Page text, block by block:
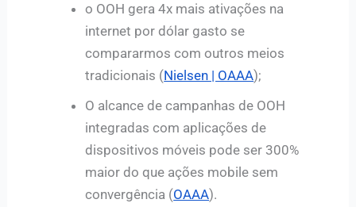
o OOH gera 4x mais ativações na
internet por dólar gasto se
compararmos com outros meios
tradicionais (Nielsen | OAAA);
O alcance de campanhas de OOH
integradas com aplicações de
dispositivos móveis pode ser 300%
maior do que ações mobile sem
convergência (OAAA).